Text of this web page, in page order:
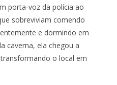
porta-voz da polícia ao
sobreviviam comendo
e dormindo em
caverna, ela chegou a
o local em